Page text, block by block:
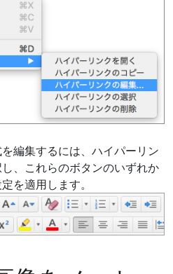
編集するには、ハイパーリン
、これらのボタンのいずれか
を適用します。